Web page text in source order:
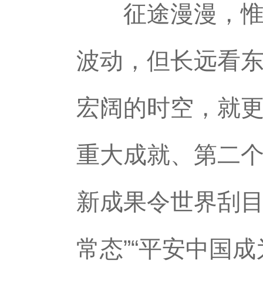
征途漫漫，惟
波动，但长远看
宏阔的时空，就
重大成就、第二
新成果令世界刮
常态”“平安中国